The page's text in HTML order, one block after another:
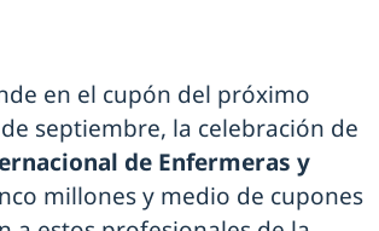
en el cupón del próximo
septiembre, la celebración de
de Enfermeras y
millones y medio de cupones